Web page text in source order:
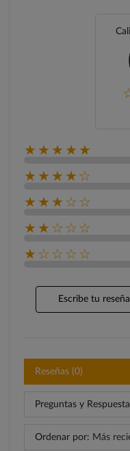
★★★★★
★★★★☆
★★★☆☆
★★☆☆☆
★☆☆☆☆
Escribe tu reseña
Reseñas (0)
Preguntas y
Ordenar por: Más